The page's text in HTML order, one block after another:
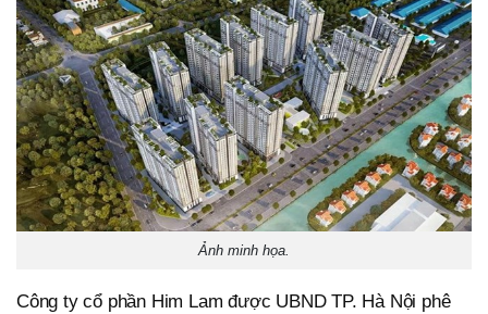
Ảnh minh họa.
Công ty cổ phần Him Lam được UBND TP. Hà Nội phê